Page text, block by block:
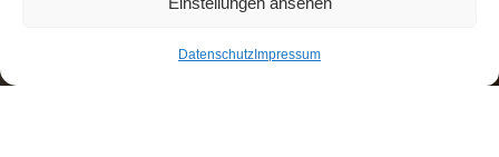
Datenschutz Impressum